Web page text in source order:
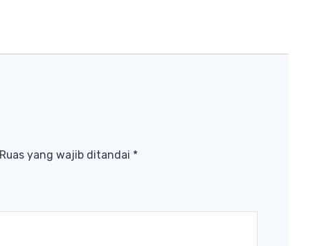
Ruas yang wajib ditandai *